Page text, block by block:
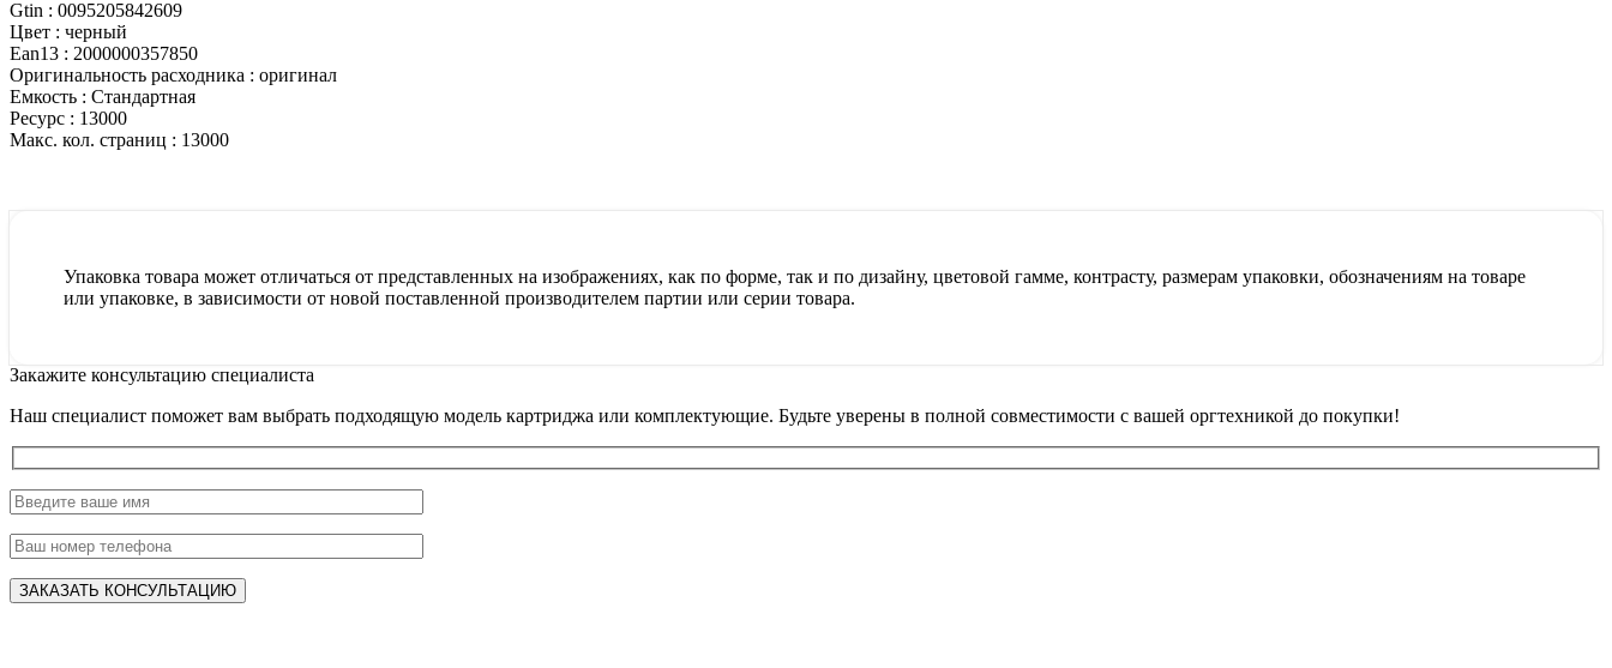
Gtin : 0095205842609
Цвет : черный
Ean13 : 2000000357850
Оригинальность расходника : оригинал
Емкость : Стандартная
Ресурс : 13000
Макс. кол. страниц : 13000
Упаковка товара может отличаться от представленных на изображениях, как по форме, так и по дизайну, цветовой гамме, контрасту, размерам упаковки, обозначениям на товаре
или упаковке, в зависимости от новой поставленной производителем партии или серии товара.
Закажите консультацию специалиста
Наш специалист поможет вам выбрать подходящую модель картриджа или комплектующие. Будьте уверены в полной совместимости с вашей оргтехникой до покупки!